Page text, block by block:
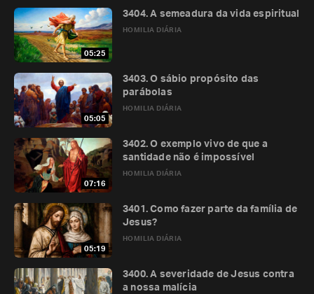
05:25
HOMILIA DIÁRIA
3404. A semeadura da vida espiritual
05:05
HOMILIA DIÁRIA
3403. O sábio propósito das
parábolas
07:16
HOMILIA DIÁRIA
3402. O exemplo vivo de que a
santidade não é impossível
05:19
HOMILIA DIÁRIA
3401. Como fazer parte da família de
Jesus?
3400. A severidade de Jesus contra
a nossa malícia